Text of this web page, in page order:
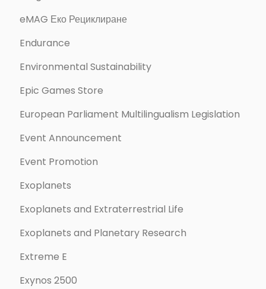
eMAG Еко Рециклиране
Endurance
Environmental Sustainability
Epic Games Store
European Parliament Multilingualism Legislation
Event Announcement
Event Promotion
Exoplanets
Exoplanets and Extraterrestrial Life
Exoplanets and Planetary Research
Extreme E
Exynos 2500